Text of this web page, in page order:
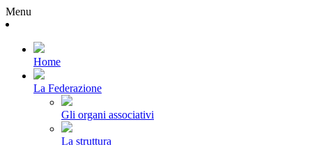
Menu
Home
La Federazione
Gli organi associativi
La struttura